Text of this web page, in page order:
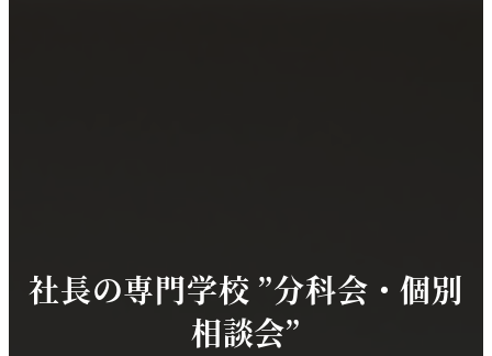
社長の専門学校 ”分科会・個別
相談会”